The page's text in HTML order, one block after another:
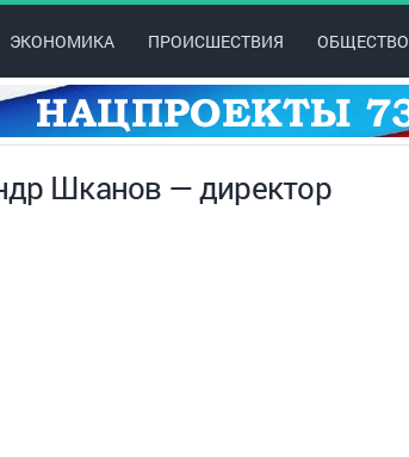
ЭКОНОМИКА ПРОИСШЕСТВИЯ ОБЩЕСТВО
Шканов — директор